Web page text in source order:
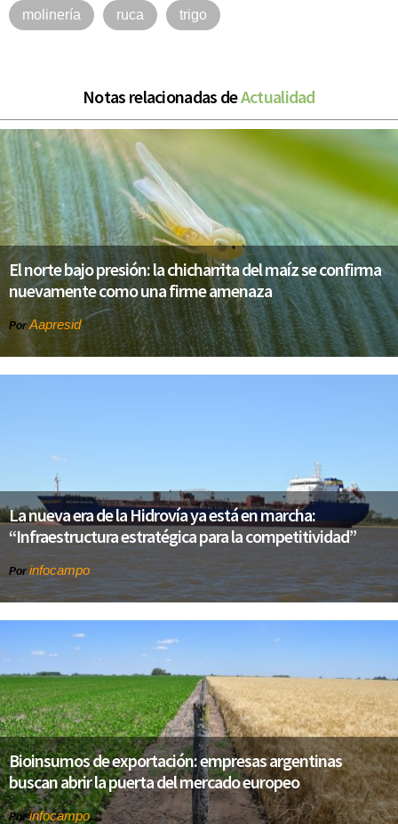
molinería ruca trigo
Notas relacionadas deActualidad
El norte bajo presión: la chicharrita del maíz se confirma
nuevamente como una firme amenaza
PorAapresid
La nueva era de la Hidrovía ya está en marcha:
“Infraestructura estratégica para la competitividad”
Por infocampo
Bioinsumos de exportación: empresas argentinas
buscan abrir la puerta del mercado europeo
Porinfocampo